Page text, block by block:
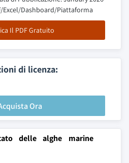
Excel/Dashboard/Piattaforma
Il PDF Gratuito
di licenza:
Ora
delle alghe marine